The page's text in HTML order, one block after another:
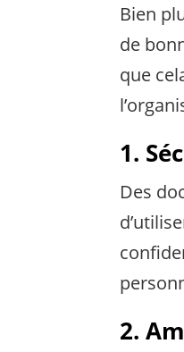
Bien
de
que
1.
Des
2.